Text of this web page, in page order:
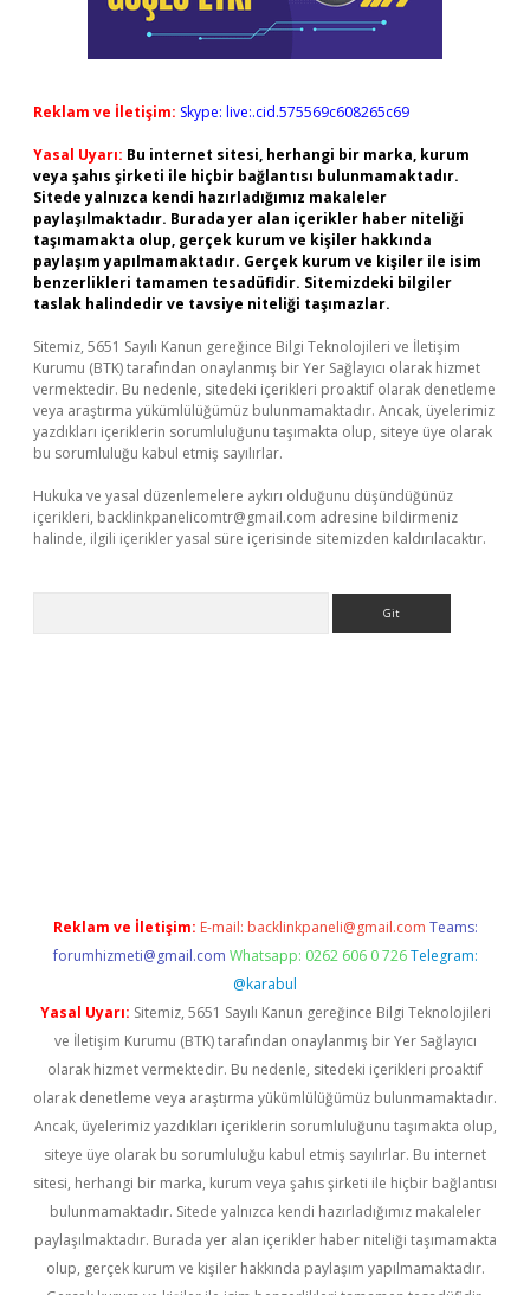
Reklam ve İletişim: Skype: live:.cid.575569c608265c69
Yasal Uyarı: Bu internet sitesi, herhangi bir marka, kurum
veya şahıs şirketi ile hiçbir bağlantısı bulunmamaktadır.
Sitede yalnızca kendi hazırladığımız makaleler
paylaşılmaktadır. Burada yer alan içerikler haber niteliği
taşımamakta olup, gerçek kurum ve kişiler hakkında
paylaşım yapılmamaktadır. Gerçek kurum ve kişiler ile isim
benzerlikleri tamamen tesadüfidir. Sitemizdeki bilgiler
taslak halindedir ve tavsiye niteliği taşımazlar.
Sitemiz, 5651 Sayılı Kanun gereğince Bilgi Teknolojileri ve İletişim
Kurumu (BTK) tarafından onaylanmış bir Yer Sağlayıcı olarak hizmet
vermektedir. Bu nedenle, sitedeki içerikleri proaktif olarak denetleme
veya araştırma yükümlülüğümüz bulunmamaktadır. Ancak, üyelerimiz
yazdıkları içeriklerin sorumluluğunu taşımakta olup, siteye üye olarak
bu sorumluluğu kabul etmiş sayılırlar.
Hukuka ve yasal düzenlemelere aykırı olduğunu düşündüğünüz
içerikleri, backlinkpanelicomtr@gmail.com adresine bildirmeniz
halinde, ilgili içerikler yasal süre içerisinde sitemizden kaldırılacaktır.
Reklam ve İletişim: E-mail: backlinkpaneli@gmail.com Teams:
forumhizmeti@gmail.com Whatsapp: 0262 606 0 726 Telegram:
@karabul
Yasal Uyarı: Sitemiz, 5651 Sayılı Kanun gereğince Bilgi Teknolojileri
ve İletişim Kurumu (BTK) tarafından onaylanmış bir Yer Sağlayıcı
olarak hizmet vermektedir. Bu nedenle, sitedeki içerikleri proaktif
olarak denetleme veya araştırma yükümlülüğümüz bulunmamaktadır.
Ancak, üyelerimiz yazdıkları içeriklerin sorumluluğunu taşımakta olup,
siteye üye olarak bu sorumluluğu kabul etmiş sayılırlar. Bu internet
sitesi, herhangi bir marka, kurum veya şahıs şirketi ile hiçbir bağlantısı
bulunmamaktadır. Sitede yalnızca kendi hazırladığımız makaleler
paylaşılmaktadır. Burada yer alan içerikler haber niteliği taşımamakta
olup, gerçek kurum ve kişiler hakkında paylaşım yapılmamaktadır.